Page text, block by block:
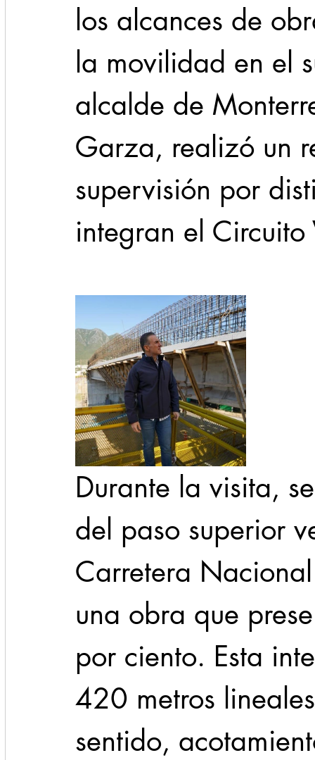
los alcances de
la movilidad en el
alcalde de
Garza, realizó un
supervisión por
integran el
Durante la visita,
del paso superior
Carretera
una obra que
por ciento. Esta
420 metros
sentido,